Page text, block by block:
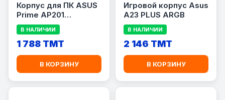
Корпус для ПК ASUS
Prime AP201
MicroATX
В НАЛИЧИИ
1 788 TMT
В КОРЗИНУ
Игровой корпус Asus
A23 PLUS ARGB
В НАЛИЧИИ
2 146 TMT
В КОРЗИНУ